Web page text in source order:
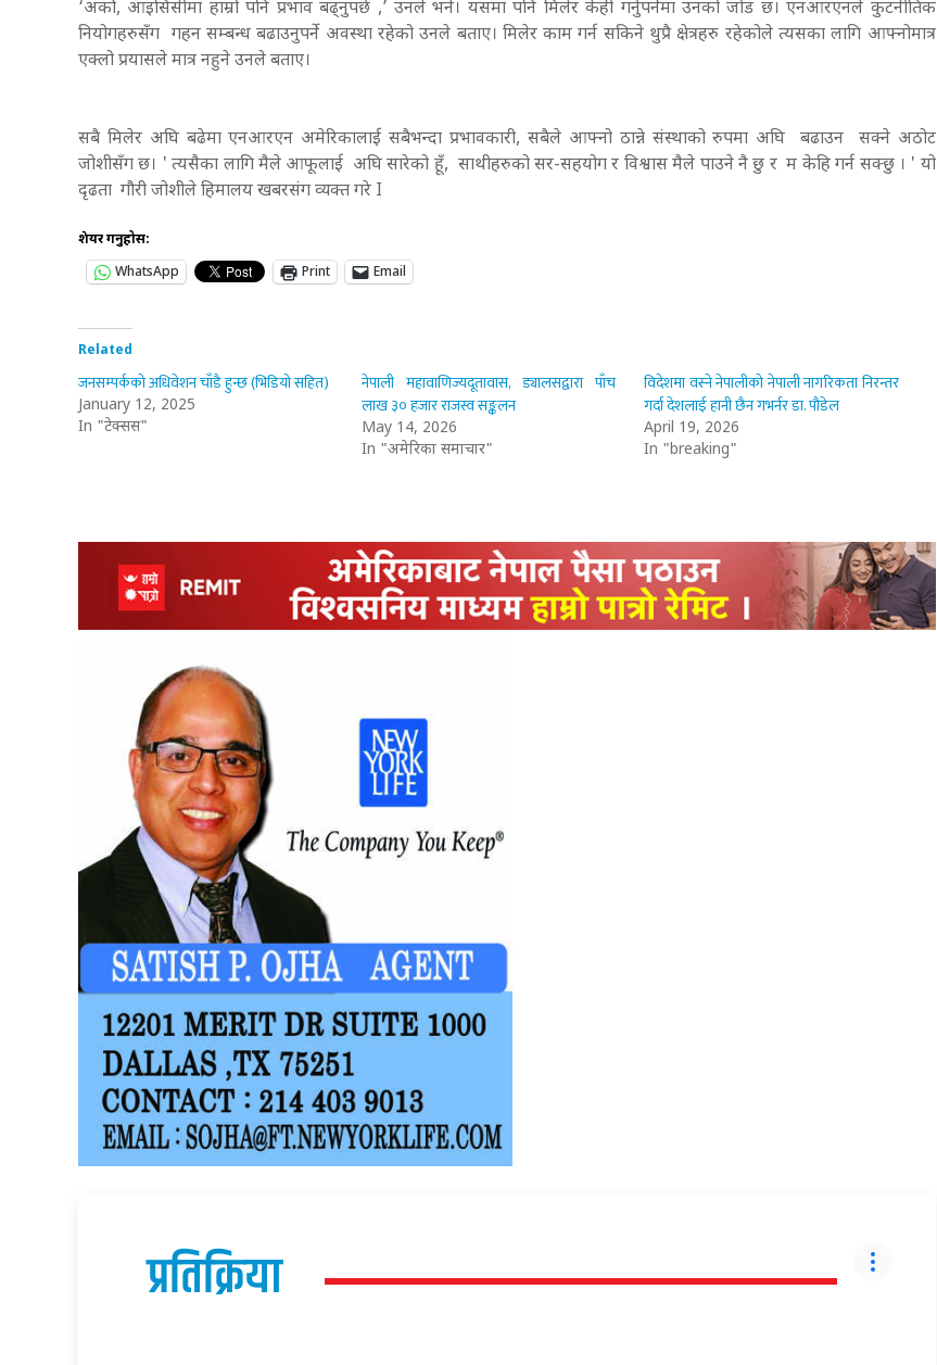
‘अर्को, आइसिसीमा हाम्रो पनि प्रभाव बढ्नुपर्छ ,’ उनले भने। यसमा पनि मिलेर केही गर्नुपर्नेमा उनको जोड छ। एनआरएनले कुटनीतिक
नियोगहरुसँग गहन सम्बन्ध बढाउनुपर्ने अवस्था रहेको उनले बताए। मिलेर काम गर्न सकिने थुप्रै क्षेत्रहरु रहेकोले त्यसका लागि आफ्नोमात्र
एक्लो प्रयासले मात्र नहुने उनले बताए।
सबै मिलेर अघि बढेमा एनआरएन अमेरिकालाई सबैभन्दा प्रभावकारी, सबैले आफ्नो ठान्ने संस्थाको रुपमा अघि बढाउन सक्ने अठोट
जोशीसँग छ। ' त्यसैका लागि मैले आफूलाई अघि सारेको हूँ, साथीहरुको सर-सहयोग र विश्वास मैले पाउने नै छु र म केहि गर्न सक्छु । ' यो
दृढता गौरी जोशीले हिमालय खबरसंग व्यक्त गरे I
शेयर गर्नुहोस:
WhatsApp
Print Email
Related
जनसम्पर्कको अधिवेशन चाँडै हुन्छ (भिडियो सहित)
January 12, 2025
In "टेक्सस"
नेपाली महावाणिज्यदूतावास, ड्यालसद्वारा पाँच
लाख ३० हजार राजस्व सङ्कलन
May 14, 2026
In "अमेरिका समाचार"
विदेशमा वस्ने नेपालीको नेपाली नागरिकता निरन्तर
गर्दा देशलाई हानी छैन गभर्नर डा. पौडेल
April 19, 2026
In "breaking"
प्रतिक्रिया